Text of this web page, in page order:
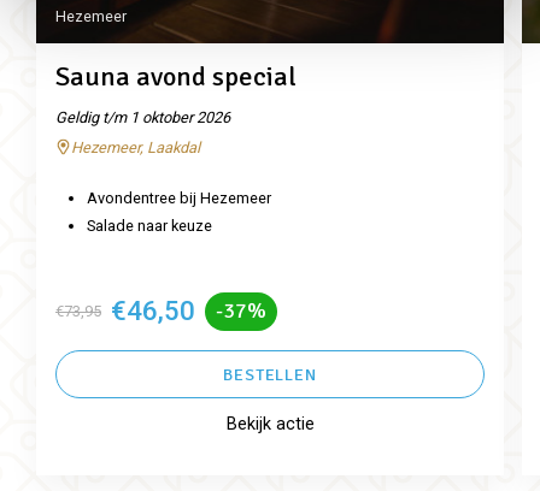
Hezemeer
Sauna avond special
Geldig t/m 1 oktober 2026
Hezemeer, Laakdal
Avondentree bij Hezemeer
Salade naar keuze
€73,95 €46,50 -37%
BESTELLEN
Bekijk actie